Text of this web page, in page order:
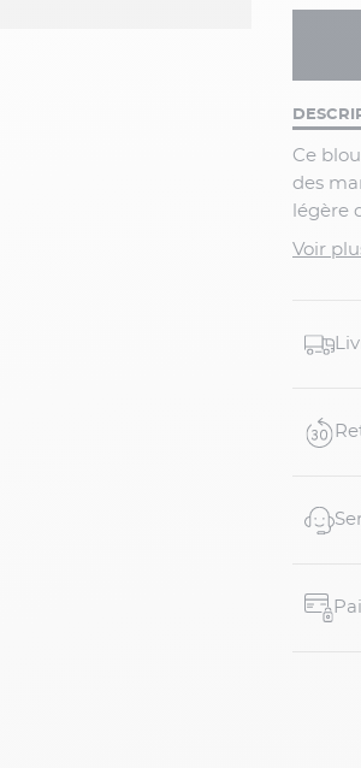
Ce blouson à col montant est parfait pour la mi-saison. Ajusté au niveau du col et
des
légère
Voir